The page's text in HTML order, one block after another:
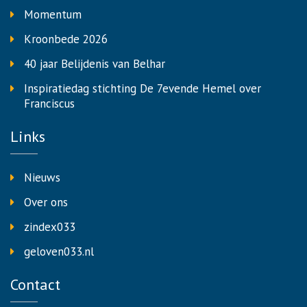
Momentum
Kroonbede 2026
40 jaar Belijdenis van Belhar
Inspiratiedag stichting De 7evende Hemel over
Franciscus
Links
Nieuws
Over ons
zindex033
geloven033.nl
Contact